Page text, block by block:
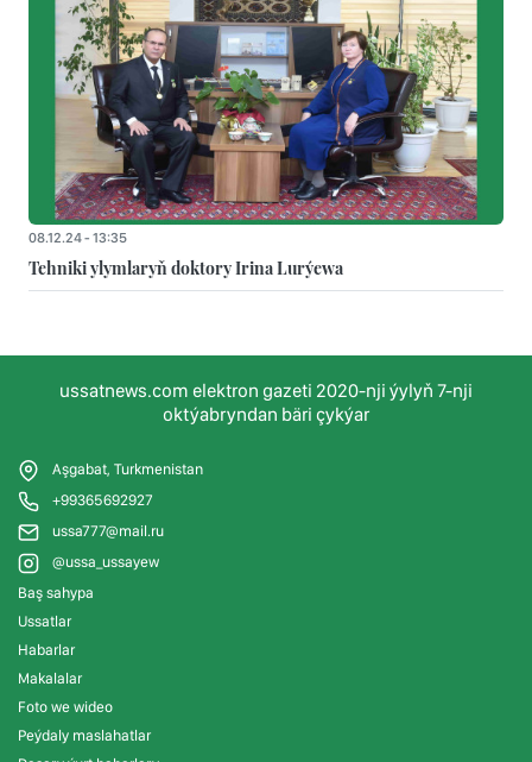
08.12.24 - 13:35
Tehniki ylymlaryň doktory Irina Lurýewa
ussatnews.com elektron gazeti 2020-nji ýylyň 7-nji
oktýabryndan bäri çykýar
Aşgabat, Turkmenistan
+99365692927
ussa777@mail.ru
@ussa_ussayew
Baş sahypa
Ussatlar
Habarlar
Makalalar
Foto we wideo
Peýdaly maslahatlar